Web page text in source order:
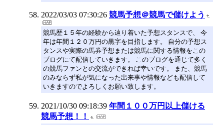
2022/03/03 07:30:26 競馬予想＠競馬で儲けよう
競馬歴１５年の経験から辿り着いた予想スタンスで、 今
年は年間１２０万円の黒字を目指します。 自分の予想ス
タンスや実際の馬券予想または競馬に関する情報をこの
ブログにて配信していきます。 このブログを通じて多く
の競馬ファンとの交流ができれば幸いです。 また、競馬
のみならず私が気になった出来事や情報なども配信して
いきますのでよろしくお願い致します。
2021/10/30 09:18:39 年間１００万円以上儲ける
競馬予想！！